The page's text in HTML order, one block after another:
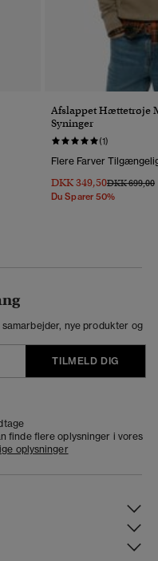
Afslappet Hættetrøje
Syninger
(1)
Flere Farver
DKK 349,50Pris Nedsat
DKK 699,00
Du Sparer 50%
nye produkter og
TILMELD DIG
finde flere oplysninger i vores
oplysninger